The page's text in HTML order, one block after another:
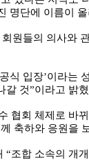
명단에 이름이
원들의 의사와
식 입장’이라는
갈 것”이라고 밝
협회 체제로 바
축하와 응원을
조합 소속의 개